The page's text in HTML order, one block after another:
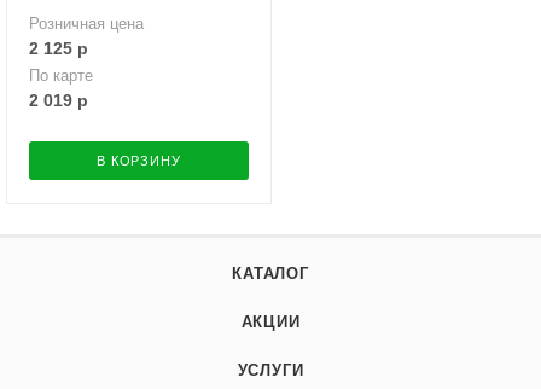
Розничная цена
2 125 р
По карте
2 019 р
В КОРЗИНУ
КАТАЛОГ
АКЦИИ
УСЛУГИ